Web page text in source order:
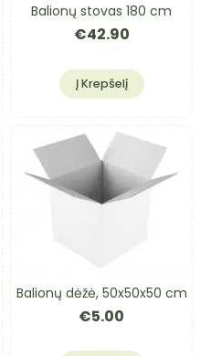
Balionų stovas 180 cm
€42.90
Į Krepšelį
Balionų dėžė, 50x50x50 cm
€5.00